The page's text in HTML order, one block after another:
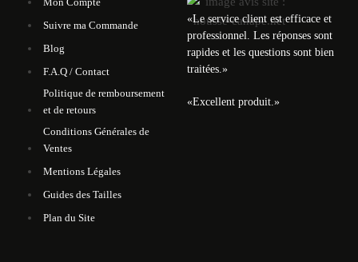
Suivre ma Commande
Blog
F.A.Q / Contact
Politique de remboursement
et de retours
Conditions Générales de
Ventes
Mentions Légales
Guides des Tailles
Plan du Site
«Le service client est efficace et
professionnel. Les réponses sont
rapides et les questions sont bien
traitées. »
«Excellent produit. »